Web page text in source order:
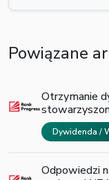
Powiązane
Otrzymanie
Dywidenda /
Odpowiedzi